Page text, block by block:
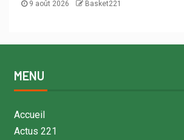
9 août 2026 Basket221
MENU
Accueil
Actus 221